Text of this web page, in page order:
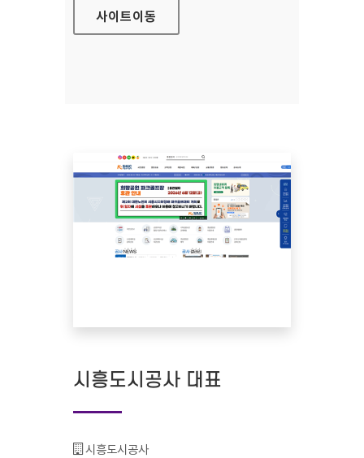
사이트이동
시흥도시공사 대표
기관명 :
시흥도시공사